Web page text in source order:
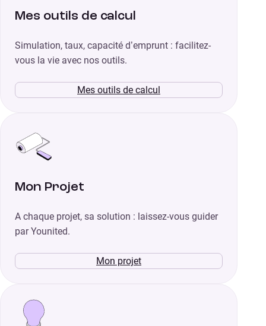
Mes outils de calcul
Simulation, taux, capacité d’emprunt : facilitez-
vous la vie avec nos outils.
Mes outils de calcul
Mon Projet
A chaque projet, sa solution : laissez-vous guider
par Younited.
Mon projet